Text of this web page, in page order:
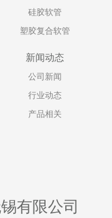
硅胶软管
塑胶复合软管
新闻动态
公司新闻
行业动态
产品相关
有限公司